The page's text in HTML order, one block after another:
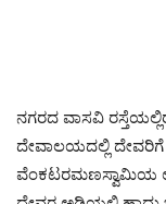
ನಗರದ ವಾಸವಿ
ದೇವಾಲಯದಲ್ಲಿ ದೇವರಿಗೆ
ವೆಂಕಟರಮಣಸ್ವಾಮಿಯ